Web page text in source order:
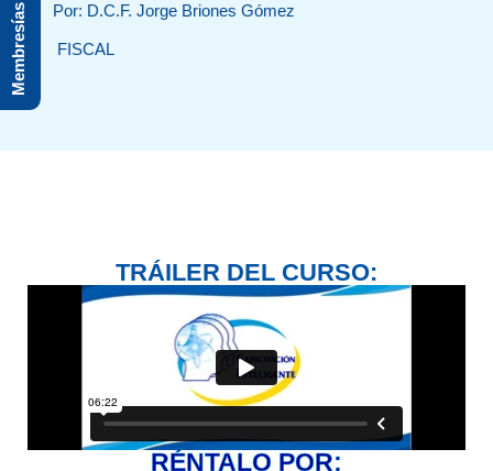
Por: D.C.F. Jorge Briones Gómez
FISCAL
TRÁILER DEL CURSO:
RÉNTALO POR:
Membresías